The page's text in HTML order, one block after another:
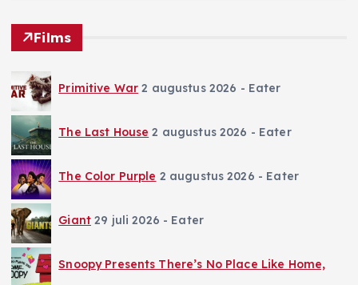
Films
Primitive War 2 augustus 2026 - Eater
The Last House 2 augustus 2026 - Eater
The Color Purple 2 augustus 2026 - Eater
Giant 29 juli 2026 - Eater
Snoopy Presents There’s No Place Like Home,